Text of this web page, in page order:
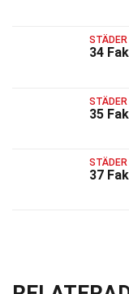
STÄDER
34
STÄDER
35
STÄDER
37